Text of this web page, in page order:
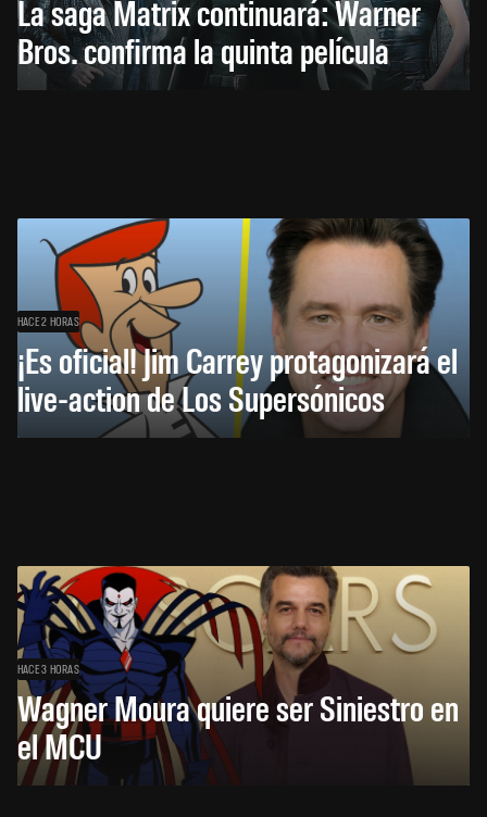
La saga Matrix continuará: Warner
Bros. confirma la quinta película
HACE 2 HORAS
¡Es oficial! Jim Carrey protagonizará el
live-action de Los Supersónicos
HACE 3 HORAS
Wagner Moura quiere ser Siniestro en
el MCU